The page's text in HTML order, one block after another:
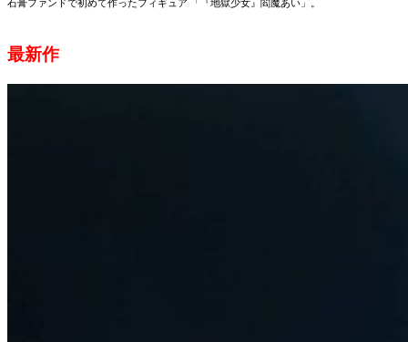
石膏ファンドで初めて作ったフィギュア 「『地獄少女』閻魔あい」。
最新作